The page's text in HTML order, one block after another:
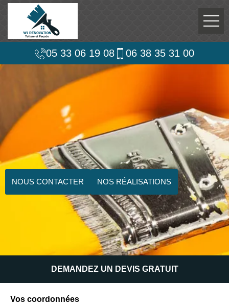
05 33 06 19 08 06 38 35 31 00
NOUS CONTACTER NOS RÉALISATIONS
DEMANDEZ UN DEVIS GRATUIT
Vos coordonnées